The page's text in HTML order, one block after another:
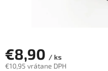
€8,90 / ks
€10,95 vrátane DPH